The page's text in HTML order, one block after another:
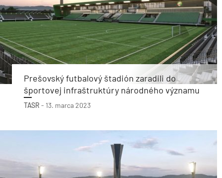
Prešovský futbalový štadión zaradili do
športovej infraštruktúry národného významu
TASR - 13. marca 2023